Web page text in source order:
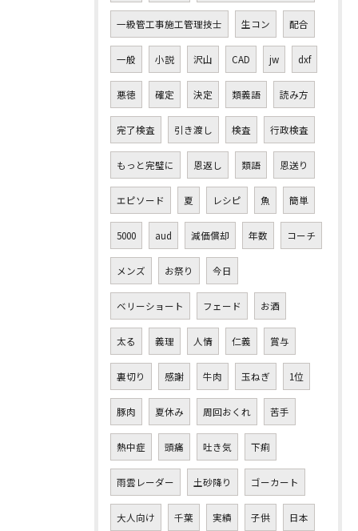
一級管工事施工管理技士 生コン 配合
一般 小説 沢山 CAD jw dxf
悪徳 確定 決定 類義語 読み方
完了検査 引き渡し 検査 行政検査
もっと完璧に 恩返し 類語 恩送り
エピソード 夏 レシピ 魚 簡単
5000 aud 減価償却 年数 コーチ
メンズ お祭り 今日
ベリーショート フェード お酒
太る 義理 人情 仁義 賞与
裏切り 感謝 牛肉 玉ねぎ 1位
豚肉 夏休み 周回おくれ 苦手
熱中症 頭痛 吐き気 下痢
雨雲レーダー 土砂降り ゴーカート
大人向け 千葉 実績 子供 日本